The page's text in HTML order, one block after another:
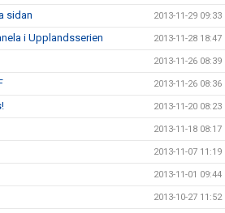
sidan 2013-11-29 09:33
i Upplandsserien 2013-11-28 18:47
2013-11-26 08:39
2013-11-26 08:36
2013-11-20 08:23
2013-11-18 08:17
2013-11-07 11:19
2013-11-01 09:44
2013-10-27 11:52